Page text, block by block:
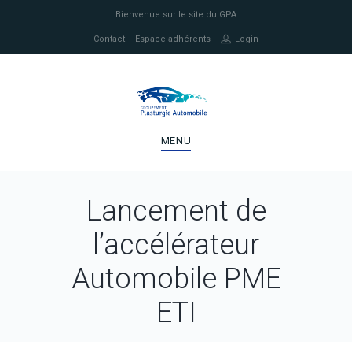
Bienvenue sur le site du GPA
Contact Espace adhérents Login
MENU
Lancement de
l’accélérateur
Automobile PME
ETI